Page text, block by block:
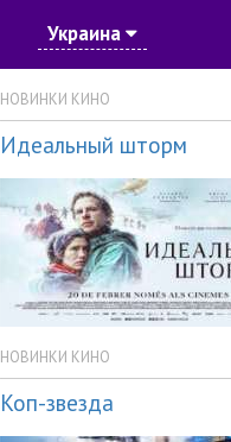
Украина
НОВИНКИ КИНО
Идеальный шторм
НОВИНКИ КИНО
Коп-звезда